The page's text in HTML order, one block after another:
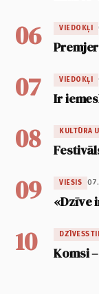
06 VIEDOKĻI
07 VIEDOKĻI
Ir
08 KULTŪRA
09 VIESIS
«Dzīve
10 Komsi